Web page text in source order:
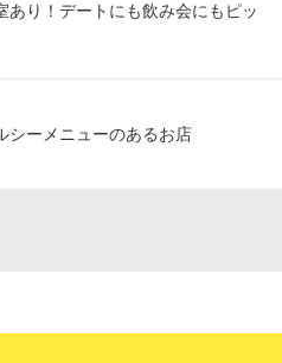
あり！デートにも飲み会にもピッ
シーメニューのあるお店